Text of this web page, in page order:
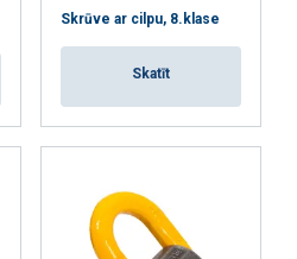
Skrūve ar cilpu, 8.klase
Skatīt